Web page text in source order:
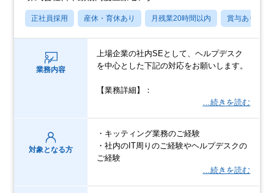
正社員採用 産休・育休あり 月残業20時間以内 賞与あり
業務内容
上場企業の社内SEとして、ヘルプデスク
を中心とした下記の対応をお願いします。
【業務詳細】：
…続きを読む
対象となる方
・キッティング業務のご経験
・社内のIT周りのご経験やヘルプデスクの
ご経験
…続きを読む